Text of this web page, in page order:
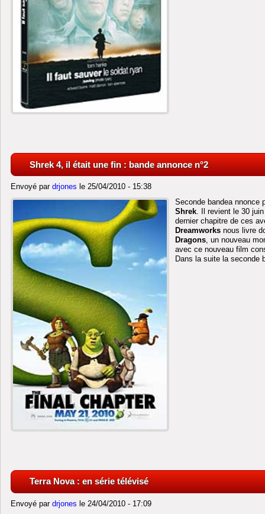
Shrek 4, il était une fin : bande annonce n°2
Envoyé par drjones le 25/04/2010 - 15:38
Seconde bandea nnonce
Shrek. Il revient le 30
dernier chapitre de ces
Dreamworks nous livre
Dragons, un nouveau
avec ce nouveau film
Dans la suite la seconde
Terra Nova : en série télévisé
Envoyé par drjones le 24/04/2010 - 17:09